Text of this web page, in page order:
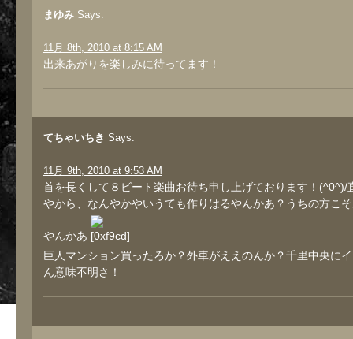
まゆみ Says:
11月 8th, 2010 at 8:15 AM
出来あがりを楽しみに待ってます！
てちゃいちき Says:
11月 9th, 2010 at 9:53 AM
首を長くして８ビート楽曲お待ち申し上げております！(^0^)/
やから、なんやかやいうても作りはるやんかあ？うちの方こ
やんかあ
巨人マンション買ったろか？外車がええのんか？千里中央に
ん意味不明さ！